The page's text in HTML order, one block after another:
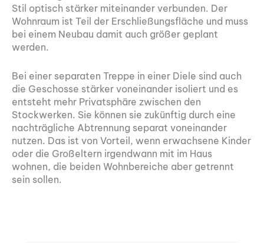
Stil optisch stärker miteinander verbunden. Der
Wohnraum ist Teil der Erschließungsfläche und muss
bei einem Neubau damit auch größer geplant
werden.
Bei einer separaten Treppe in einer Diele sind auch
die Geschosse stärker voneinander isoliert und es
entsteht mehr Privatsphäre zwischen den
Stockwerken. Sie können sie zukünftig durch eine
nachträgliche Abtrennung separat voneinander
nutzen. Das ist von Vorteil, wenn erwachsene Kinder
oder die Großeltern irgendwann mit im Haus
wohnen, die beiden Wohnbereiche aber getrennt
sein sollen.